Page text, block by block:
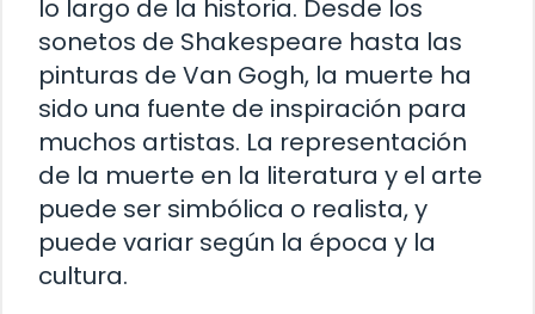
lo largo de la historia. Desde los
sonetos de Shakespeare hasta las
pinturas de Van Gogh, la muerte ha
sido una fuente de inspiración para
muchos artistas. La representación
de la muerte en la literatura y el arte
puede ser simbólica o realista, y
puede variar según la época y la
cultura.